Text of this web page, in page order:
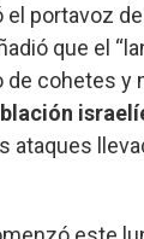
el portavoz
que el
de cohetes y
ataques